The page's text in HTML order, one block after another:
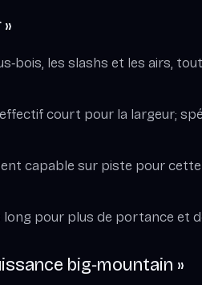
les slashs et les airs,
court pour la largeur;
capable sur piste pour cette
pour plus de portance et
big‑mountain »